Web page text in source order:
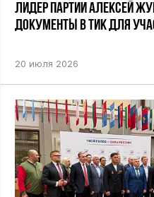
ЛИДЕР ПАРТИИ АЛЕКСЕЙ
ДОКУМЕНТЫ В ТИК ДЛЯ
ПО НЕФТЕКАМСКОМУ
20 июля 2026